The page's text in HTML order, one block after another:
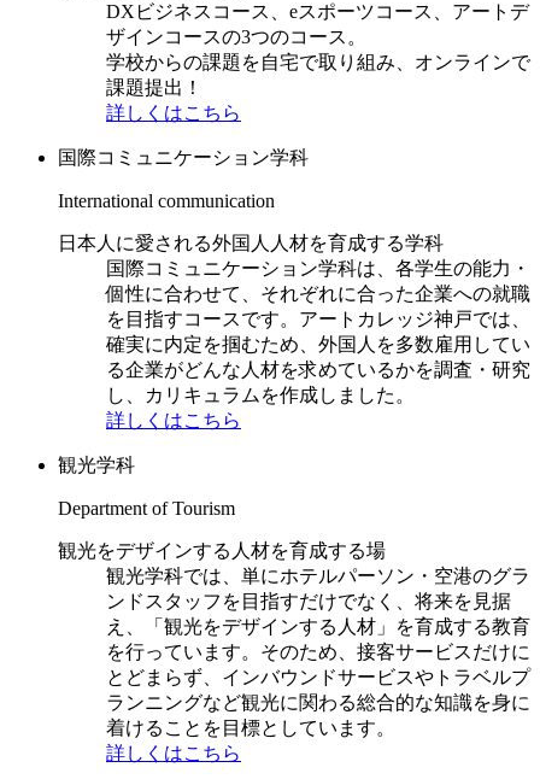
DXビジネスコース、eスポーツコース、アートデ
ザインコースの3つのコース。
学校からの課題を自宅で取り組み、オンラインで
課題提出！
詳しくはこちら
国際コミュニケーション学科
International communication
日本人に愛される外国人人材を育成する学科
国際コミュニケーション学科は、各学生の能力・
個性に合わせて、それぞれに合った企業への就職
を目指すコースです。アートカレッジ神戸では、
確実に内定を掴むため、外国人を多数雇用してい
る企業がどんな人材を求めているかを調査・研究
し、カリキュラムを作成しました。
詳しくはこちら
観光学科
Department of Tourism
観光をデザインする人材を育成する場
観光学科では、単にホテルパーソン・空港のグラ
ンドスタッフを目指すだけでなく、将来を見据
え、「観光をデザインする人材」を育成する教育
を行っています。そのため、接客サービスだけに
とどまらず、インバウンドサービスやトラベルプ
ランニングなど観光に関わる総合的な知識を身に
着けることを目標としています。
詳しくはこちら